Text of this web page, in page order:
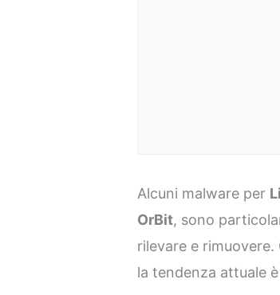
Alcuni malware per
OrBit, sono
rilevare e
la tendenza attuale